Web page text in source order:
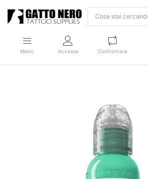
Menu Accesso Confrontare